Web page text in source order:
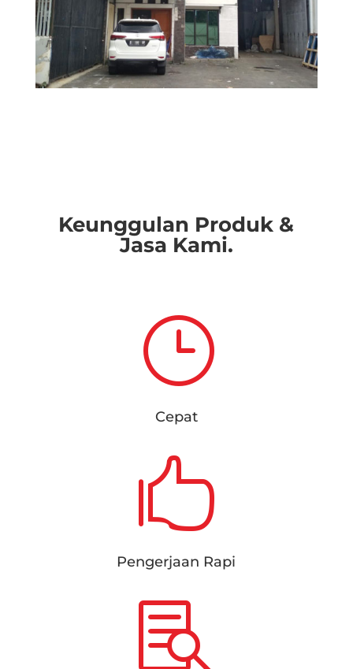
Keunggulan Produk &
Jasa Kami.
}
Cepat

Pengerjaan Rapi
